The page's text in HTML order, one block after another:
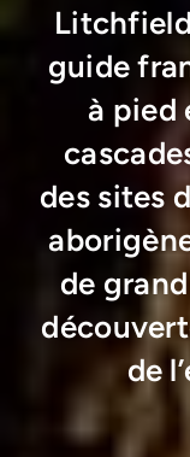
guide
à pied
des sites
de
de